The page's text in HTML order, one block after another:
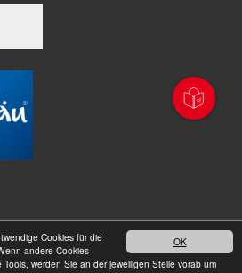
OK
Cookies für die
andere Cookies
werden Sie an der jeweiligen Stelle vorab um
Datenschutz|Impressum